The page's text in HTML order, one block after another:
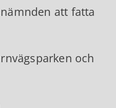
att fatta
och